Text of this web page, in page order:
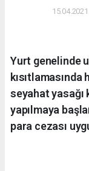
Yurt genelinde
seyahat yasağı
yapılmaya
para cezası